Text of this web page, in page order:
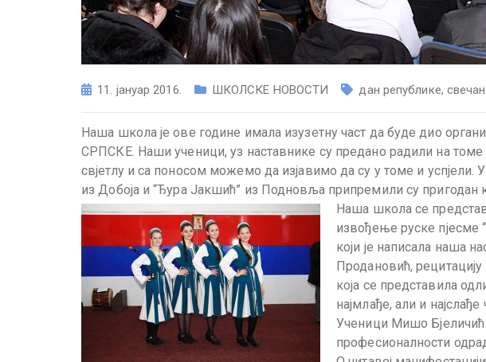
11. јануар 2016. ШКОЛСКЕ НОВОСТИ дан републике,
Наша школа је ове године имала изузетну част да буде дио
СРПСКЕ. Наши ученици, уз наставнике су предано радили на
свјетлу и са поносом можемо да изјавимо да су у томе и
из Добоја и “Ђура Јакшић” из Подновља припремили су пригодан
Наша школа се
извођење руске пјесме
који је написала наша
Продановић, рецитацију
која се представила
најмлађе, али и
Ученици Мишо
професионалности